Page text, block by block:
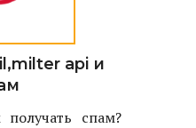
api и
спам?